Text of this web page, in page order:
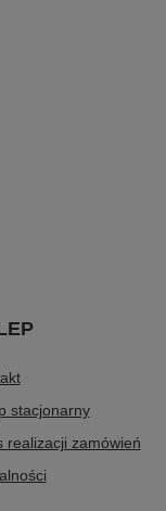
stacjonarny
realizacji zamówień